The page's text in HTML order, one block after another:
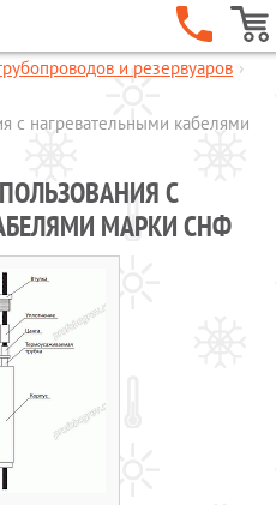
и резервуаров ›
с нагревательными кабелями
С
МАРКИ СНФ